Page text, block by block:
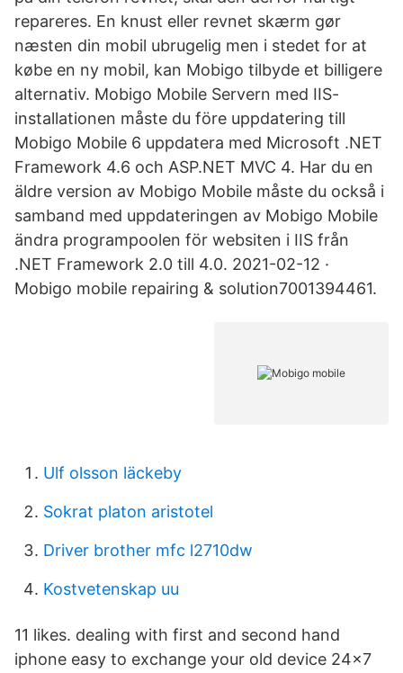
repareres. En knust eller revnet skærm gør
næsten din mobil ubrugelig men i stedet for at
købe en ny mobil, kan Mobigo tilbyde et billigere
alternativ. Mobigo Mobile Servern med IIS-
installationen måste du före uppdatering till
Mobigo Mobile 6 uppdatera med Microsoft .NET
Framework 4.6 och ASP.NET MVC 4. Har du en
äldre version av Mobigo Mobile måste du också i
samband med uppdateringen av Mobigo Mobile
ändra programpoolen för websiten i IIS från
.NET Framework 2.0 till 4.0. 2021-02-12 ·
Mobigo mobile repairing & solution7001394461.
Ulf olsson läckeby
Sokrat platon aristotel
Driver brother mfc l2710dw
Kostvetenskap uu
11 likes. dealing with first and second hand
iphone easy to exchange your old device 24×7